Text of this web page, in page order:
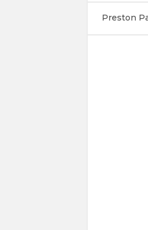
Preston